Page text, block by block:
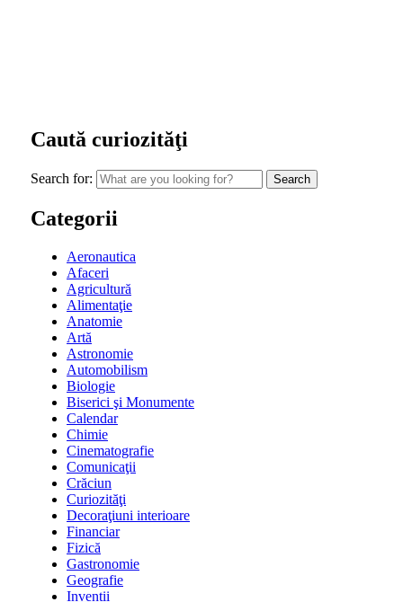
Caută curiozităţi
Search for:
Categorii
Aeronautica
Afaceri
Agricultură
Alimentaţie
Anatomie
Artă
Astronomie
Automobilism
Biologie
Biserici şi Monumente
Calendar
Chimie
Cinematografie
Comunicaţii
Crăciun
Curiozităţi
Decoraţiuni interioare
Financiar
Fizică
Gastronomie
Geografie
Inventii